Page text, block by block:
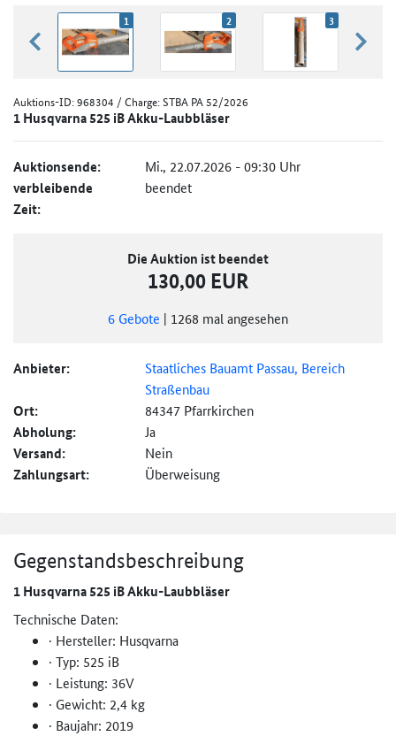
zurück blättern
1 2 3
Auktions-ID:968304 / Charge: STBA PA 52/2026
1 Husqvarna 525 iB Akku-Laubbläser
Auktionsende: Mi., 22.07.2026 - 09:30 Uhr
verbleibende
Zeit:
beendet
Die Auktion ist beendet
130,00 EUR
6 Gebote | 1268 mal angesehen
Anbieter:
Staatliches Bauamt Passau, Bereich
Straßenbau
Ort: 84347 Pfarrkirchen
Abholung: Ja
Versand: Nein
Zahlungsart: Überweisung
Gegenstandsbeschreibung
1 Husqvarna 525 iB Akku-Laubbläser
Technische Daten:
· Hersteller: Husqvarna
· Typ: 525 iB
· Leistung: 36V
· Gewicht: 2,4 kg
· Baujahr: 2019